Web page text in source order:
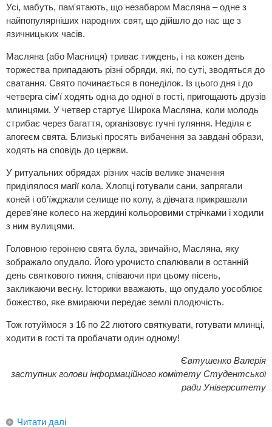
Усі, мабуть, пам'ятають, що незабаром Масляна – одне з
найпопулярніших народних свят, що дійшло до нас ще з
язичницьких часів.
Масляна (або Масниця) триває тиждень, і на кожен день
торжества припадають різні обряди, які, по суті, зводяться до
сватання. Свято починається в понеділок. Із цього дня і до
четверга сім'ї ходять одна до одної в гості, пригощають друзів
млинцями. У четвер стартує Широка Масляна, коли молодь
стрибає через багаття, організовує гучні гуляння. Неділя є
апогеєм свята. Близькі просять вибачення за завдані образи,
ходять на сповідь до церкви.
У ритуальних обрядах різних часів велике значення
приділялося магії кола. Хлопці готували сани, запрягали
коней і об'їжджали селище по колу, а дівчата прикрашали
дерев'яне колесо на жердині кольоровими стрічками і ходили
з ним вулицями.
Головною героїнею свята була, звичайно, Масляна, яку
зображало опудало. Його урочисто спалювали в останній
день святкового тижня, співаючи при цьому пісень,
закликаючи весну. Історики вважають, що опудало уособлює
божество, яке вмираючи передає землі плодючість.
Тож готуймося з 16 по 22 лютого святкувати, готувати млинці,
ходити в гості та пробачати один одному!
Євтушенко Валерія
заступник голови інформаційного комітету Студентської
ради Університету
Читати далі